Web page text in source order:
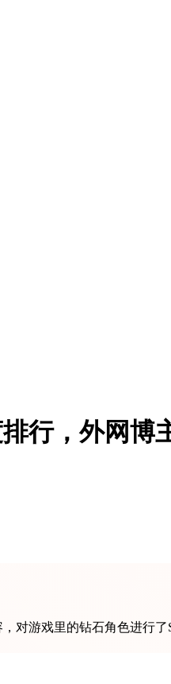
行，外网
对游戏里的钻石角色进行